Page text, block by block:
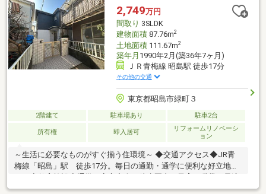
内覧確定可能■ 赤色見学予約ボタンより最短2分で予約完了■ 即日
ご案内可能■ お気軽にお問い合わせください
2,749万円
間取り 3SLDK
建物面積87.76m2
土地面積111.67m2
築年月 1990年2月(築36年7ヶ月)
ＪＲ青梅線 昭島駅 徒歩17分
その他の交通
東京都昭島市緑町３
2階建て 駐車場あり 駐車2台
所有権 即入居可
リフォームリノベーシ
ョン
～生活に必要なものがすぐ揃う住環境～ ◆交通アクセス◆JR青
梅線「昭島」駅 徒歩17分。毎日の通勤・通学に便利な好立地で
です。～ご家族にぴったりの間取り～ ◆3LDK◆広々とした空間